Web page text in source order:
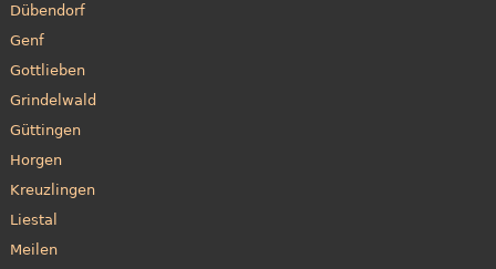
Dübendorf
Genf
Gottlieben
Grindelwald
Güttingen
Horgen
Kreuzlingen
Liestal
Meilen